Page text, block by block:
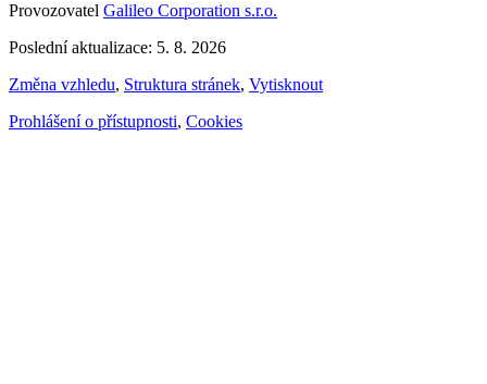
Provozovatel Galileo Corporation s.r.o.
Poslední aktualizace: 5. 8. 2026
Změna vzhledu, Struktura stránek, Vytisknout
Prohlášení o přístupnosti, Cookies